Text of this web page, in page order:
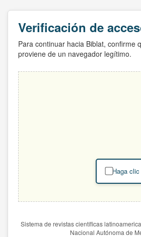
Verificación de
Para continuar hacia Biblat, confirme
proviene de un navegador legítimo.
Haga
Sistema de revistas científicas
Nacional Autónoma de